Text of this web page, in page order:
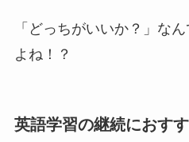
「どっちがいいか？」な
よね！？
英語学習の継続におす